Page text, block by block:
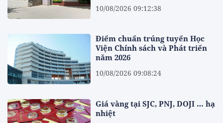
10/08/2026 09:12:38
Điểm chuẩn trúng tuyển Học
Viện Chính sách và Phát triển
năm 2026
10/08/2026 09:08:24
Giá vàng tại SJC, PNJ, DOJI … hạ
nhiệt